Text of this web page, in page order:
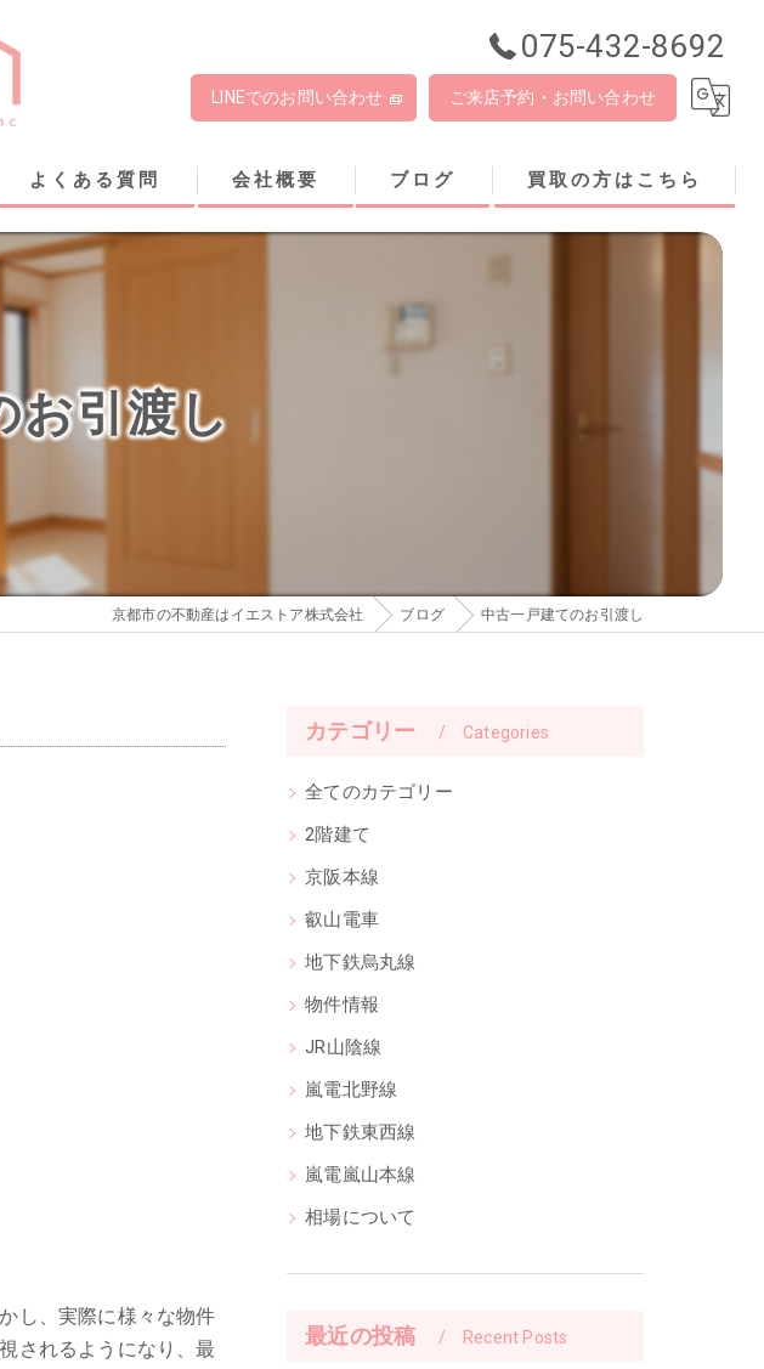
075-432-8692
LINEでのお問い合わせ ご来店予約・お問い合わせ
よくある質問 会社概要 ブログ 買取の方はこちら
お引渡し
京都市の不動産はイエストア株式会社 ブログ 中古一戸建てのお引渡し
し、実際に様々な物件
されるようになり、最
カテゴリー Categories
全てのカテゴリー
2階建て
京阪本線
叡山電車
地下鉄烏丸線
物件情報
JR山陰線
嵐電北野線
地下鉄東西線
嵐電嵐山本線
相場について
最近の投稿 Recent Posts